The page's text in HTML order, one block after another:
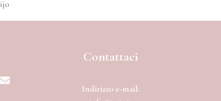
ijo
Contattaci
Indirizzo e-mail: